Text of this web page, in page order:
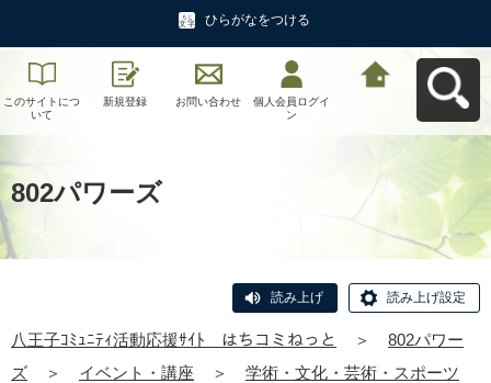
ひらがなをつける
このサイトにつ
いて
新規登録 お問い合わせ
個人会員ログイ
ン
802パワーズ
読み上げ 読み上げ設定
八王子ｺﾐｭﾆﾃｨ活動応援ｻｲﾄ はちコミねっと ＞
802パワー
ズ
＞ イベント・講座 ＞
学術・文化・芸術・スポーツ